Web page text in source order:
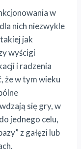
w
nich niezwykle
jak
wyścigi
i radzenia
że w tym wieku
się gry, w
jednego celu,
z gałęzi lub